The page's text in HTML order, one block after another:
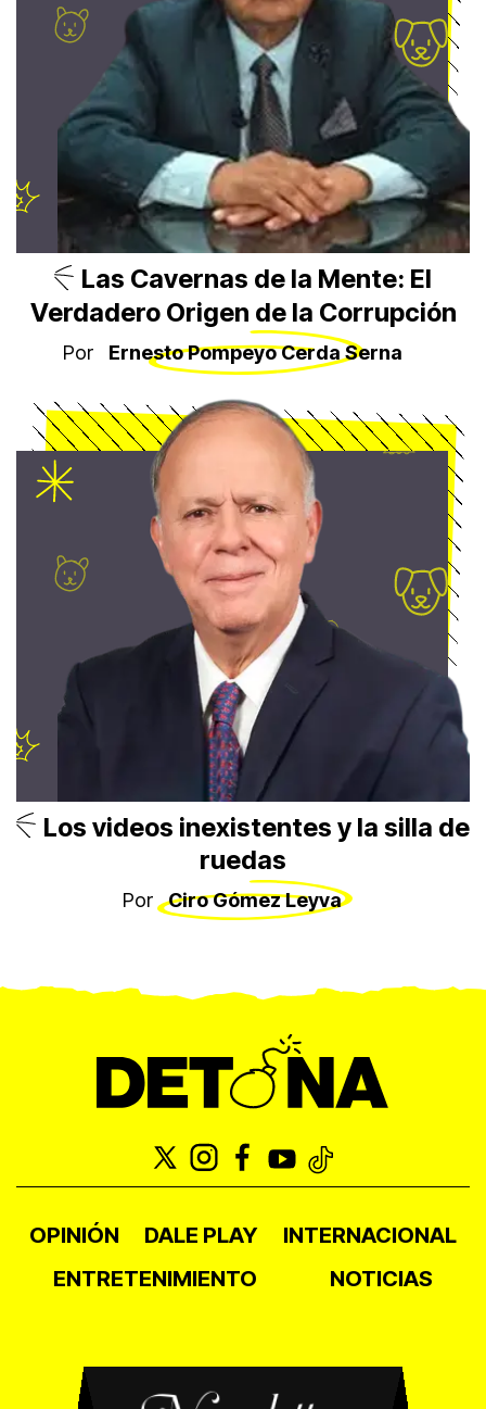
Las Cavernas de la Mente: El
Verdadero Origen de la Corrupción
Por Ernesto Pompeyo Cerda Serna
Los videos inexistentes y la silla de
ruedas
Por Ciro Gómez Leyva
OPINIÓN DALE PLAY
INTERNACIONAL
ENTRETENIMIENTO
NOTICIAS